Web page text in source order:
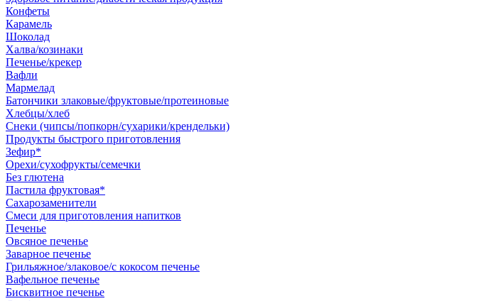
Конфеты
Карамель
Шоколад
Халва/козинаки
Печенье/крекер
Вафли
Мармелад
Батончики злаковые/фруктовые/протеиновые
Хлебцы/хлеб
Снеки (чипсы/попкорн/сухарики/крендельки)
Продукты быстрого приготовления
Зефир*
Орехи/сухофрукты/семечки
Без глютена
Пастила фруктовая*
Сахарозаменители
Смеси для приготовления напитков
Печенье
Овсяное печенье
Заварное печенье
Грильяжное/злаковое/с кокосом печенье
Вафельное печенье
Бисквитное печенье